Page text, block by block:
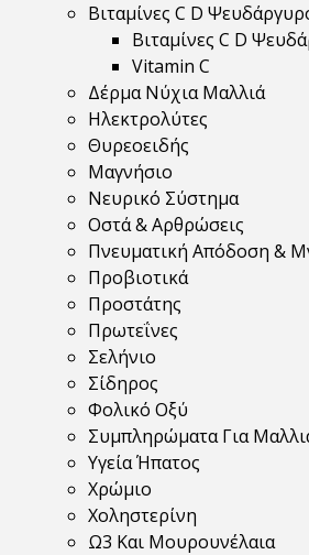
Βιταμίνες C D
Βιταμίνες C D
Vitamin C
Δέρμα Νύχια Μαλλιά
Ηλεκτρολύτες
Θυρεοειδής
Μαγνήσιο
Νευρικό Σύστημα
Οστά & Αρθρώσεις
Πνευματική Απόδοση &
Προβιοτικά
Προστάτης
Πρωτεΐνες
Σελήνιο
Σίδηρος
Φολικό Οξύ
Συμπληρώματα Για
Υγεία Ήπατος
Χρώμιο
Χοληστερίνη
Ω3 Και Μουρουνέλαια